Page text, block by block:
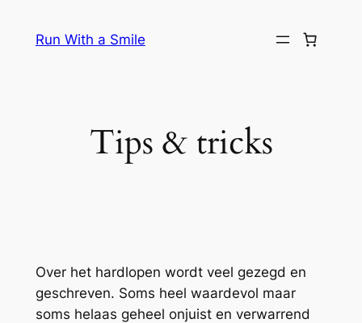
Run With a Smile
Tips & tricks
Over het hardlopen wordt veel gezegd en
geschreven. Soms heel waardevol maar
soms helaas geheel onjuist en verwarrend